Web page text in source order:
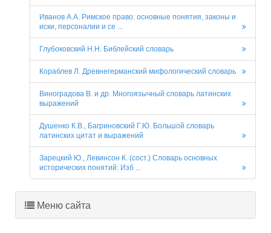
Иванов А.А. Римское право: основные понятия, законы и
иски, персоналии и се ...
Глубоковский Н.Н. Библейский словарь
Кораблев Л. Древнегерманский мифологический словарь
Виноградова В. и др. Многоязычный словарь латинских
выражений
Душенко К.В., Багриновский Г.Ю. Большой словарь
латинских цитат и выражений
Зарецкий Ю., Левинсон К. (сост.) Словарь основных
исторических понятий: Изб ...
Меню сайта